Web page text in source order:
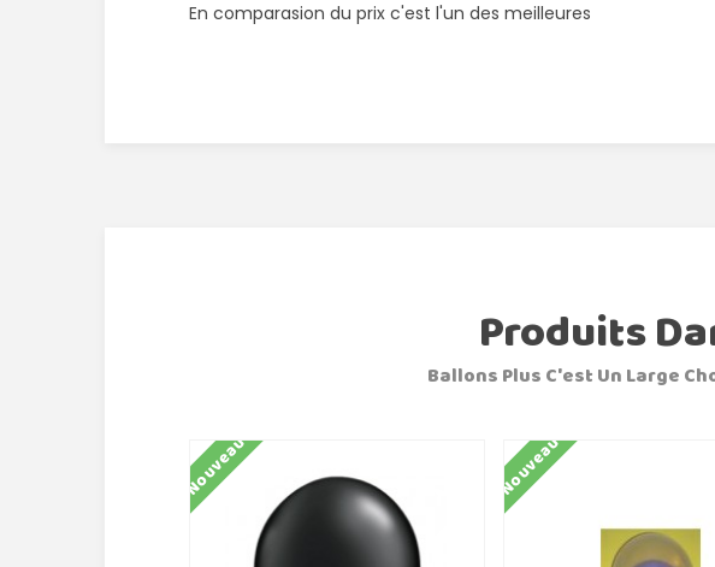
En comparasion du prix c'est l'un des meilleures
Produits
Ballons Plus C'est Un Large
Nouveau Nouveau